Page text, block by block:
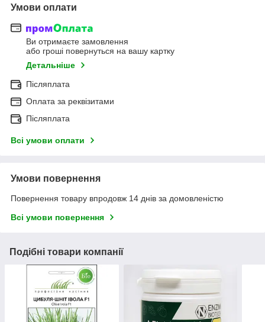
Умови оплати
Ви отримаєте замовлення
або гроші повернуться на вашу картку
Детальніше
Післяплата
Оплата за реквізитами
Післяплата
Всі умови оплати
Умови повернення
Повернення товару впродовж 14 днів за домовленістю
Всі умови повернення
Подібні товари компанії